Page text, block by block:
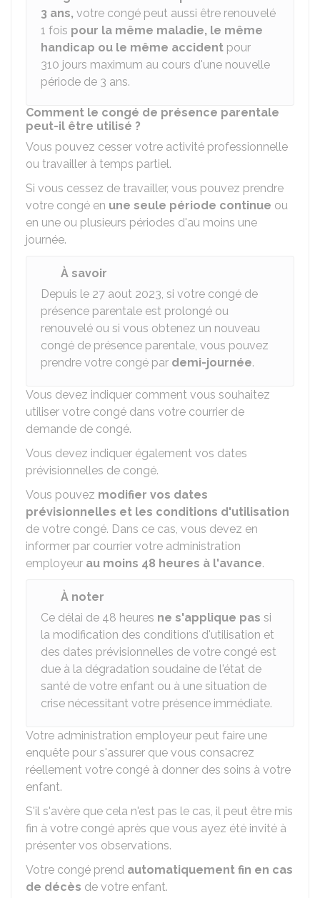
3 ans, votre congé peut aussi être renouvelé
1 fois pour la même maladie, le même
handicap ou le même accident pour
310 jours maximum au cours d'une nouvelle
période de 3 ans.
Comment le congé de présence parentale
peut-il être utilisé ?
Vous pouvez cesser votre activité professionnelle
ou travailler à temps partiel.
Si vous cessez de travailler, vous pouvez prendre
votre congé en une seule période continue ou
en une ou plusieurs périodes d'au moins une
journée.
À savoir
Depuis le 27 aout 2023, si votre congé de
présence parentale est prolongé ou
renouvelé ou si vous obtenez un nouveau
congé de présence parentale, vous pouvez
prendre votre congé par demi-journée.
Vous devez indiquer comment vous souhaitez
utiliser votre congé dans votre courrier de
demande de congé.
Vous devez indiquer également vos dates
prévisionnelles de congé.
Vous pouvez modifier vos dates
prévisionnelles et les conditions d'utilisation
de votre congé. Dans ce cas, vous devez en
informer par courrier votre administration
employeur au moins 48 heures à l'avance.
À noter
Ce délai de 48 heures ne s'applique pas si
la modification des conditions d'utilisation et
des dates prévisionnelles de votre congé est
due à la dégradation soudaine de l'état de
santé de votre enfant ou à une situation de
crise nécessitant votre présence immédiate.
Votre administration employeur peut faire une
enquête pour s'assurer que vous consacrez
réellement votre congé à donner des soins à votre
enfant.
S'il s'avère que cela n'est pas le cas, il peut être mis
fin à votre congé après que vous ayez été invité à
présenter vos observations.
Votre congé prend automatiquement fin en cas
de décès de votre enfant.